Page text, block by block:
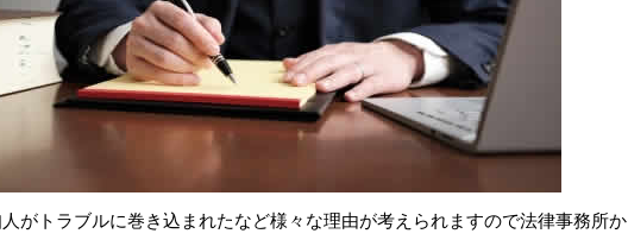
がトラブルに巻き込まれたなど様々な理由が考えられますので法律事務所か